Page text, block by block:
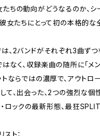
ちの動向がどうなるのか、
女たちにとって初の本格的な
、2バンドがそれぞれ3曲ず
なく、収録楽曲の随所に「メ
トならではの濃厚で、アウトロ
て、出会った、2つの強烈な
ロックの最新形態、最狂